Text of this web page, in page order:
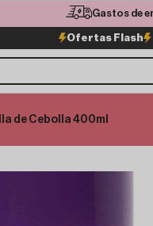
Gastos de
Ofertas Flash
de Cebolla 400ml